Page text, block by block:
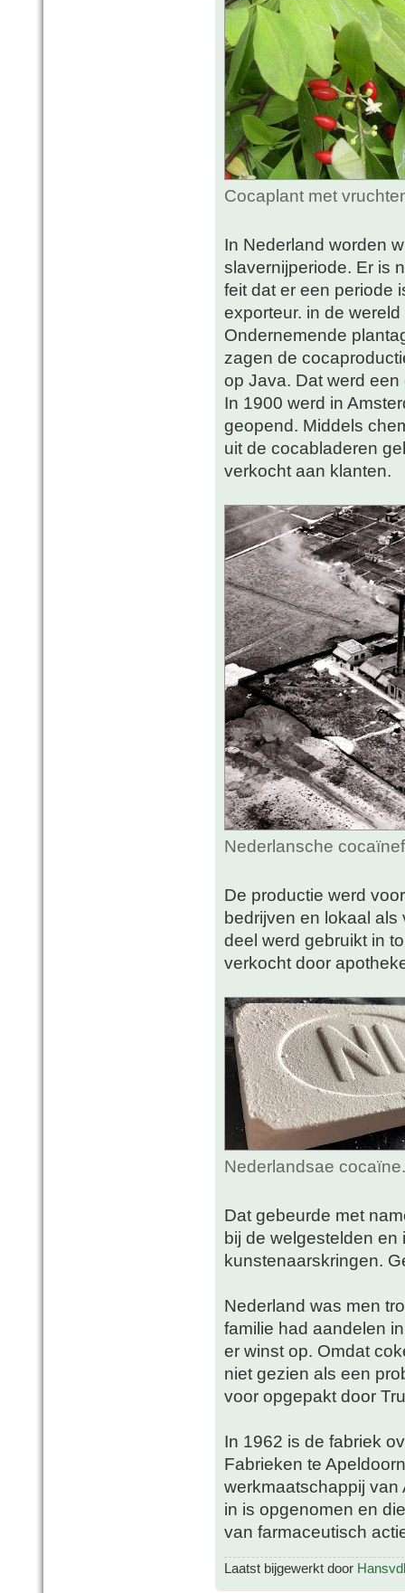
Cocaplant met
In Nederland worden
slavernijperiode. Er is
feit dat er een periode
exporteur. in de wereld
Ondernemende
zagen de
op Java. Dat werd
In 1900 werd in
geopend. Middels
uit de cocabladeren
verkocht aan klanten.
Nederlansche
De productie werd
bedrijven en lokaal
deel werd gebruikt in
verkocht door
Nederlandsae
Dat gebeurde met
bij de welgestelden en
kunstenaarskringen.
Nederland was men
familie had aandelen
er winst op. Omdat
niet gezien als een
voor opgepakt door
In 1962 is de fabriek
Fabrieken te
werkmaatschappij
in is opgenomen en
van farmaceutisch
Laatst bijgewerkt door